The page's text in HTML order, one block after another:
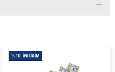
%10 İNDIRIM